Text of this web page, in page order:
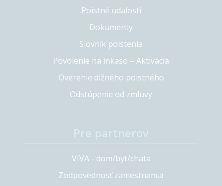
Poistné udalosti
Dokumenty
Slovník poistenia
Povolenie na inkaso – Aktivácia
Overenie dlžného poistného
Odstúpenie od zmluvy
VIVA - dom/byt/chata
Zodpovednosť zamestnanca